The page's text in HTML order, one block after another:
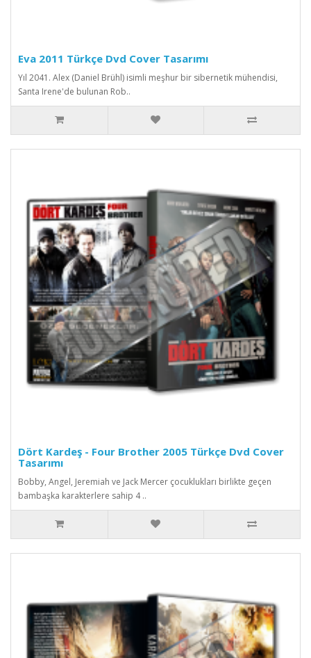
Eva 2011 Türkçe Dvd Cover Tasarımı
Yıl 2041. Alex (Daniel Brühl) isimli meşhur bir sibernetik mühendisi,
Santa Irene'de bulunan Rob..
Dört Kardeş - Four Brother 2005 Türkçe Dvd Cover
Tasarımı
Bobby, Angel, Jeremiah ve Jack Mercer çocuklukları birlikte geçen
bambaşka karakterlere sahip 4 ..